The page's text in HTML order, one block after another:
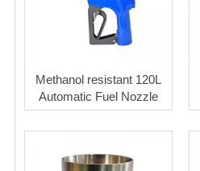
Methanol resistant 120L
Automatic Fuel Nozzle